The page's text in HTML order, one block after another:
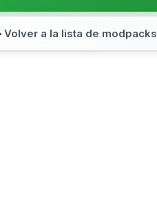
Volver a la lista de modpacks